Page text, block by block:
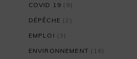
COVID 19 (8)
DÉPÊCHE (2)
EMPLOI (3)
ENVIRONNEMENT (16)